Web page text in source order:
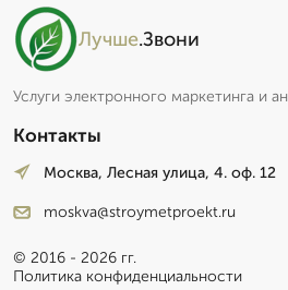
Лучше.Звони
Услуги электронного маркетинга и
Контакты
Москва, Лесная улица, 4. оф. 12
moskva@stroymetproekt.ru
© 2016 - 2026 гг.
Политика конфиденциальности